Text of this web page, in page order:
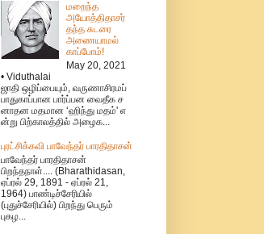
மறைந்த
அயோத்திதாசர்
தந்த சுடரை
அணையாமல்
காப்போம்!
May 20, 2021
• Viduthalai
ஜாதி ஒழிப்பையும், வருணாசிரமப்
பாதுகாப்பான பார்ப்பன வைதீக ச
னாதன மதமான ‘ஹிந்து மதம்' எ
ன்று பிற்காலத்தில் அழைக...
புரட்சிக்கவி பாவேந்தர் பாரதிதாசன்
பாவேந்தர் பாரதிதாசன்
பிறந்தநாள்.... (Bharathidasan,
ஏப்ரல் 29, 1891 - ஏப்ரல் 21,
1964) பாண்டிச்சேரியில்
(புதுச்சேரியில்) பிறந்து பெரும்
புகழ...